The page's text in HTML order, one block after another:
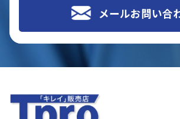
メールお問い合